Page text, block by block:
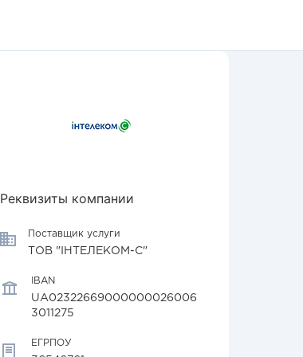
Реквизиты компании
Поставщик услуги
ТОВ "ІНТЕЛЕКОМ-С"
IBAN
UA02322669000000026006
3011275
ЕГРПОУ